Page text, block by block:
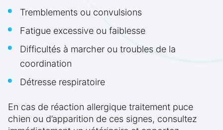
Tremblements ou convulsions
Fatigue excessive ou faiblesse
Difficultés à marcher ou troubles de la
coordination
Détresse respiratoire
En cas de réaction allergique traitement puce
chien ou d’apparition de ces signes, consultez